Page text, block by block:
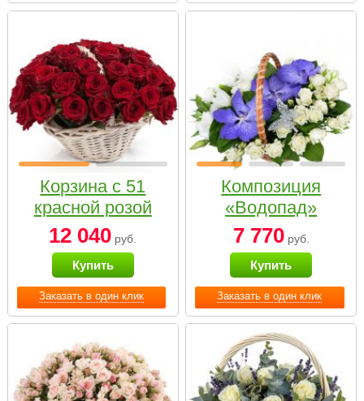
Заказать в один клик
Корзина с 51
красной розой
12 040 руб.
Купить
Заказать в один клик
Композиция
«Водопад»
7 770руб.
Купить